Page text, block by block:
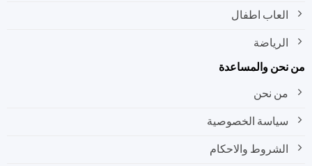
العاب اطفال
الرياضة
والمساعدة
من نحن
سياسة الخصوصية
الشروط والاحكام